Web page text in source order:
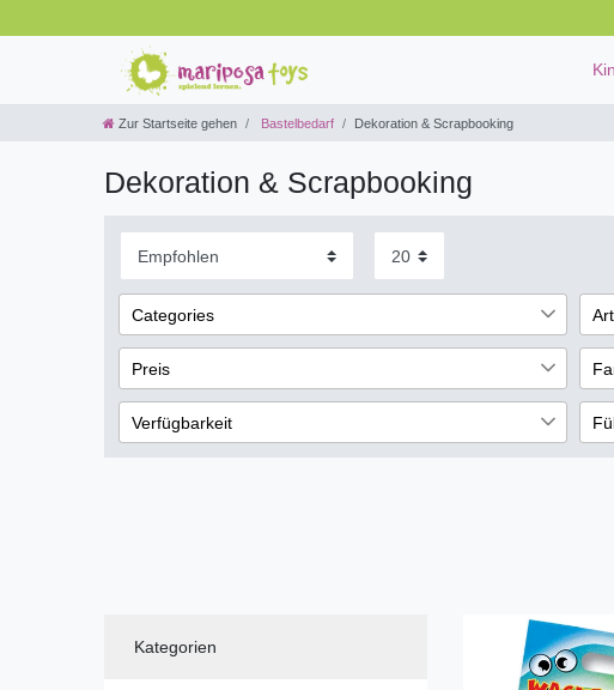
Zur Startseite gehen Bastelbedarf Dekoration & Scrapbooking
Dekoration & Scrapbooking
Categories
Marken
46
Katalog 46
Spielzeug
Preis
€ ― €
Verfügbarkeit
Kategorien